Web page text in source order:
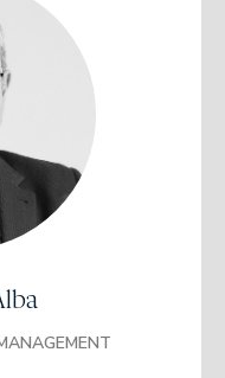
de Barcelona en